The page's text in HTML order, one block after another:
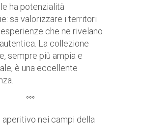
ha potenzialità
sa valorizzare i territori
che ne rivelano
autentica. La collezione
sempre più ampia e
è una eccellente
°°°
aperitivo nei campi della